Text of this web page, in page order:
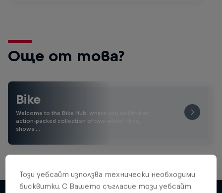
Още от това?
Bike
Welcome to the Bike Hub, where you will find an
action-packed collection of two-wheel films,
shows …
Този уебсайт използва технически необходими
бисквитки. С Вашето съгласие този уебсайт